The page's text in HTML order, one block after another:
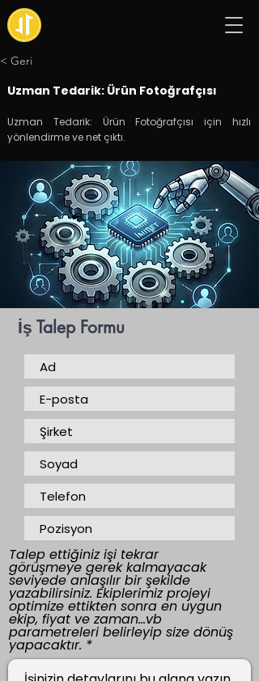
< Geri
Uzman Tedarik: Ürün Fotoğrafçısı
Uzman Tedarik: Ürün Fotoğrafçısı için hızlı
yönlendirme ve net çıktı.
İş Talep Formu
Talep ettiğiniz işi tekrar
görüşmeye gerek kalmayacak
seviyede anlaşılır bir şekilde
yazabilirsiniz. Ekiplerimiz projeyi
optimize ettikten sonra en uygun
ekip, fiyat ve zaman...vb
parametreleri belirleyip size dönüş
yapacaktır.